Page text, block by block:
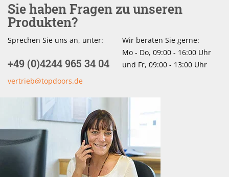
Sie haben Fragen zu unseren
Produkten?
Sprechen Sie uns an, unter:
+49 (0)4244 965 34 04
vertrieb@topdoors.de
Wir beraten Sie gerne:
Mo - Do, 09:00 - 16:00 Uhr
und Fr, 09:00 - 13:00 Uhr